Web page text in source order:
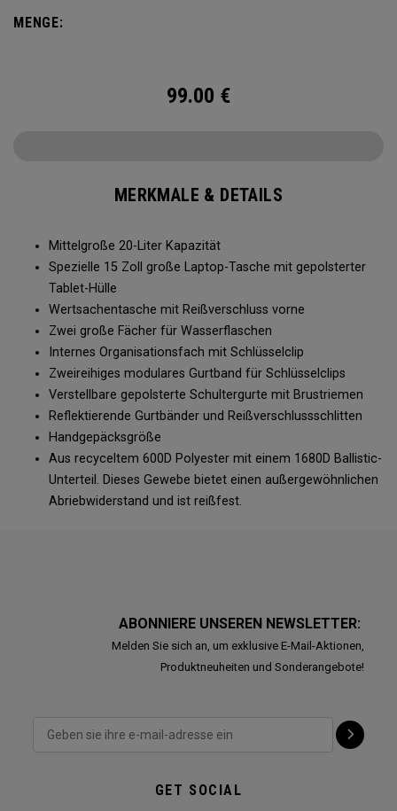
abverlangt.
MENGE:
99.00 €
MERKMALE & DETAILS
Mittelgroße 20-Liter Kapazität
Spezielle 15 Zoll große Laptop-Tasche mit gepolsterter
Tablet-Hülle
Wertsachentasche mit Reißverschluss vorne
Zwei große Fächer für Wasserflaschen
Internes Organisationsfach mit Schlüsselclip
Zweireihiges modulares Gurtband für Schlüsselclips
Verstellbare gepolsterte Schultergurte mit Brustriemen
Reflektierende Gurtbänder und Reißverschlussschlitten
Handgepäcksgröße
Aus recyceltem 600D Polyester mit einem 1680D Ballistic-
Unterteil. Dieses Gewebe bietet einen außergewöhnlichen
Abriebwiderstand und ist reißfest.
ABONNIERE UNSEREN NEWSLETTER:
Melden Sie sich an, um exklusive E-Mail-Aktionen,
Produktneuheiten und Sonderangebote!
GET SOCIAL